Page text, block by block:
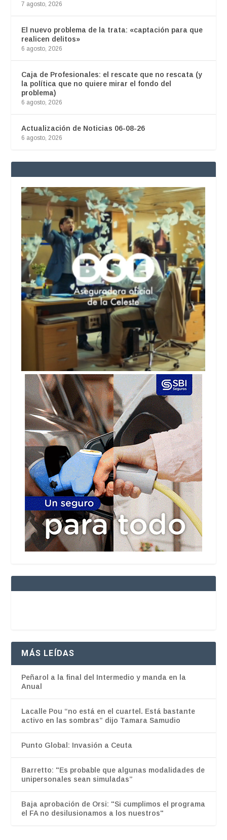
7 agosto, 2026
El nuevo problema de la trata: «captación para que
realicen delitos»
6 agosto, 2026
Caja de Profesionales: el rescate que no rescata (y
la política que no quiere mirar el fondo del
problema)
6 agosto, 2026
Actualización de Noticias 06-08-26
6 agosto, 2026
MÁS LEÍDAS
Peñarol a la final del Intermedio y manda en la
Anual
Lacalle Pou “no está en el cuartel. Está bastante
activo en las sombras” dijo Tamara Samudio
Punto Global: Invasión a Ceuta
Barretto: "Es probable que algunas modalidades de
unipersonales sean simuladas”
Baja aprobación de Orsi: "Si cumplimos el programa
el FA no desilusionamos a los nuestros"